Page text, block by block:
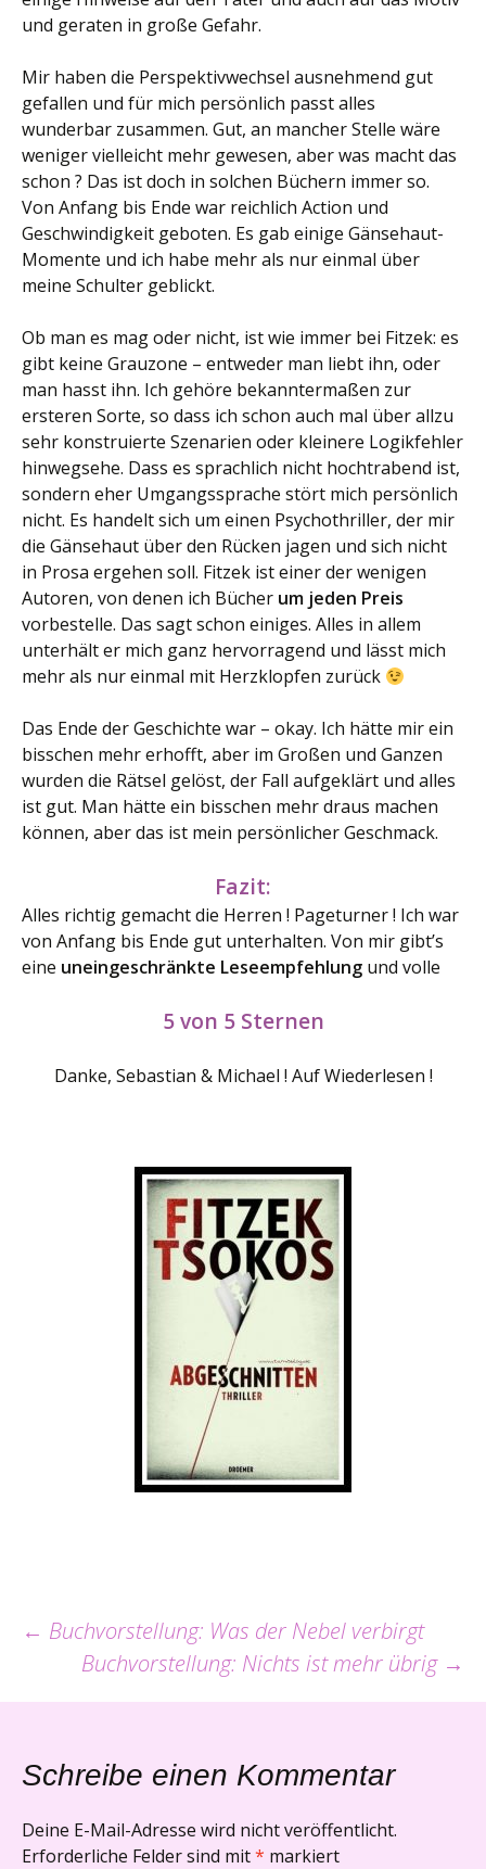
und geraten in große Gefahr.
Mir haben die Perspektivwechsel ausnehmend gut
gefallen und für mich persönlich passt alles
wunderbar zusammen. Gut, an mancher Stelle wäre
weniger vielleicht mehr gewesen, aber was macht das
schon ? Das ist doch in solchen Büchern immer so.
Von Anfang bis Ende war reichlich Action und
Geschwindigkeit geboten. Es gab einige Gänsehaut-
Momente und ich habe mehr als nur einmal über
meine Schulter geblickt.
Ob man es mag oder nicht, ist wie immer bei Fitzek: es
gibt keine Grauzone – entweder man liebt ihn, oder
man hasst ihn. Ich gehöre bekanntermaßen zur
ersteren Sorte, so dass ich schon auch mal über allzu
sehr konstruierte Szenarien oder kleinere Logikfehler
hinwegsehe. Dass es sprachlich nicht hochtrabend ist,
sondern eher Umgangssprache stört mich persönlich
nicht. Es handelt sich um einen Psychothriller, der mir
die Gänsehaut über den Rücken jagen und sich nicht
in Prosa ergehen soll. Fitzek ist einer der wenigen
Autoren, von denen ich Bücher um jeden Preis
vorbestelle. Das sagt schon einiges. Alles in allem
unterhält er mich ganz hervorragend und lässt mich
mehr als nur einmal mit Herzklopfen zurück
Das Ende der Geschichte war – okay. Ich hätte mir ein
bisschen mehr erhofft, aber im Großen und Ganzen
wurden die Rätsel gelöst, der Fall aufgeklärt und alles
ist gut. Man hätte ein bisschen mehr draus machen
können, aber das ist mein persönlicher Geschmack.
Fazit:
Alles richtig gemacht die Herren ! Pageturner ! Ich war
von Anfang bis Ende gut unterhalten. Von mir gibt’s
eine uneingeschränkte Leseempfehlung und volle
5 von 5 Sternen
Danke, Sebastian & Michael ! Auf Wiederlesen !
Beitrags-
Navigation
← Buchvorstellung: Was der Nebel verbirgt
Buchvorstellung: Nichts ist mehr übrig →
Schreibe einen Kommentar
Deine E-Mail-Adresse wird nicht veröffentlicht.
Erforderliche Felder sind mit* markiert